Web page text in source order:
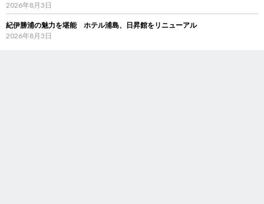
2026年8月3日
紀伊勝浦の魅力を堪能 ホテル浦島、日昇館をリニューアル
2026年8月3日